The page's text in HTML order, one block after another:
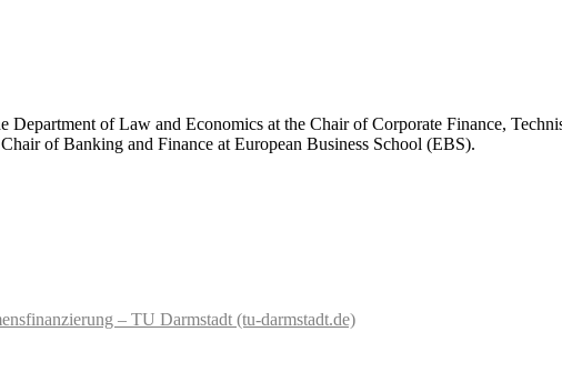
Department of Law and Economics at the Chair of Corporate Finance,
of Banking and Finance at European Business School (EBS).
– TU Darmstadt (tu-darmstadt.de)